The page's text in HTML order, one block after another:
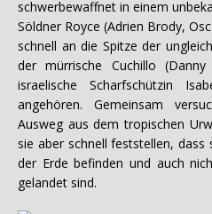
schwerbewaffnet in einem
Söldner Royce (Adrien Brody,
schnell an die Spitze der
der mürrische Cuchillo
israelische Scharfschützin
angehören. Gemeinsam
Ausweg aus dem tropischen
sie aber schnell feststellen,
der Erde befinden und auch
gelandet sind.